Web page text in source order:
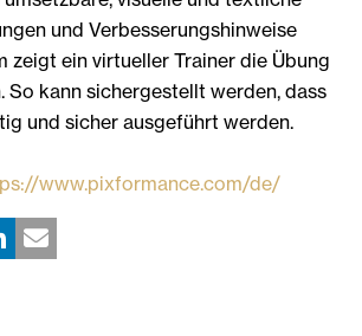
und Verbesserungshinweise
zeigt ein virtueller Trainer die Übung
So kann sichergestellt werden, dass
und sicher ausgeführt werden.
www.pixformance.com/de/